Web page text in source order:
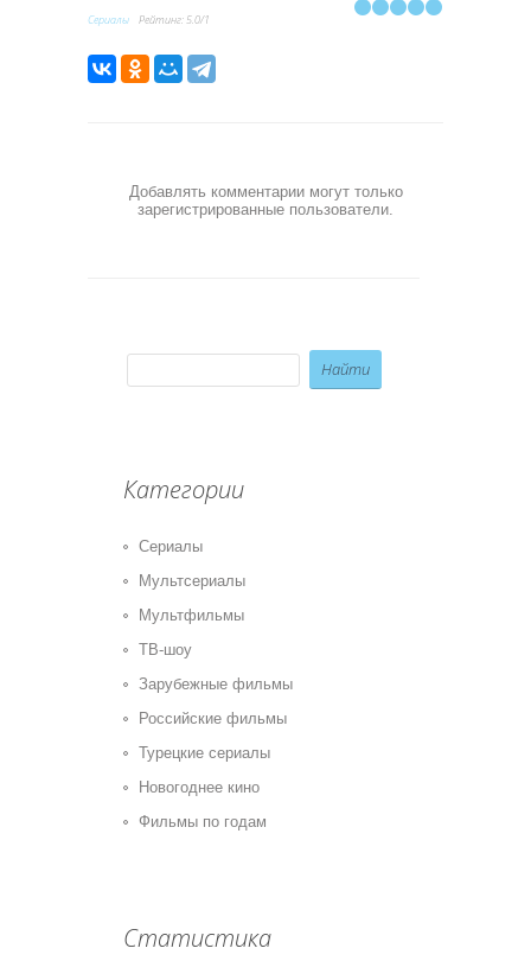
Сериалы Рейтинг:5.0/1
Добавлять комментарии могут только
зарегистрированные пользователи.
Категории
Сериалы
Мультсериалы
Мультфильмы
ТВ-шоу
Зарубежные фильмы
Российские фильмы
Турецкие сериалы
Новогоднее кино
Фильмы по годам
Статистика